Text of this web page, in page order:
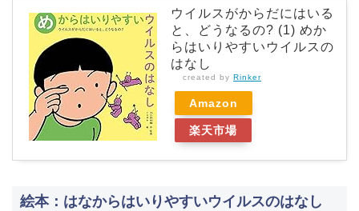
ウイルスがからだにはいる
と、どうなるの? (1) めか
らはいりやすいウイルスの
はなし
created by Rinker
Amazon
楽天市場
絵本：はなからはいりやすいウイルスのはなし